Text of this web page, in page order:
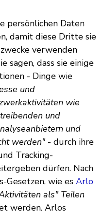
persönlichen Daten
damit diese Dritte sie
verwenden
sagen, dass sie einige
- Dinge wie
und
wie
und
und
werden"- durch ihre
Tracking-
dürfen. Nach
Gesetzen, wie es Arlo
als" Teilen
werden. Arlos